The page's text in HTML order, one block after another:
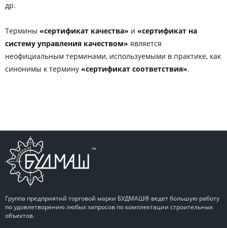
др.
Термины «сертификат качества» и «сертификат на
систему управления качеством» является
неофициальным терминами, используемыми в практике, как
синонимы к термину «сертификат соответствия».
Группа предприятий торговой марки БУДМАШ® ведет большую работу
по удовлетворению любых запросов по комплектации строительных
объектов.